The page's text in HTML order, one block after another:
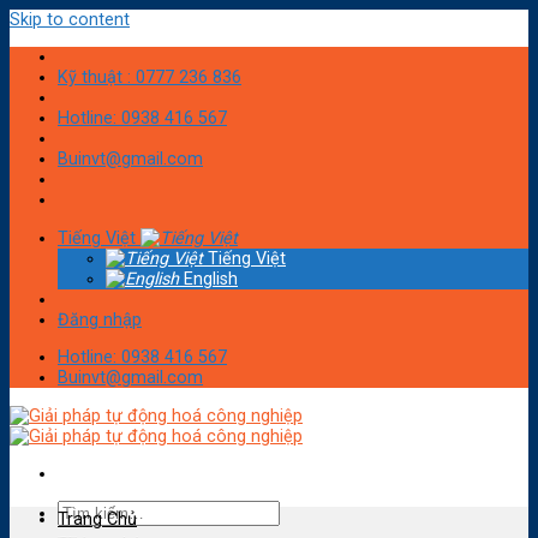
Skip to content
Kỹ thuật : 0777 236 836
Hotline: 0938 416 567
Buinvt@gmail.com
Tiếng Việt
Tiếng Việt
English
Đăng nhập
Hotline: 0938 416 567
Buinvt@gmail.com
Trang Chủ